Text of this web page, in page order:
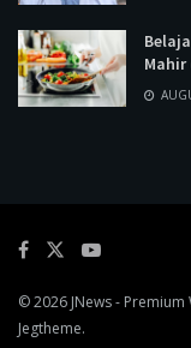
Mahir
© 2026 JNews- Premium
Jegtheme.